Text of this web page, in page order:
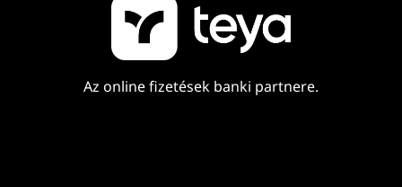
Az online fizetések banki partnere.